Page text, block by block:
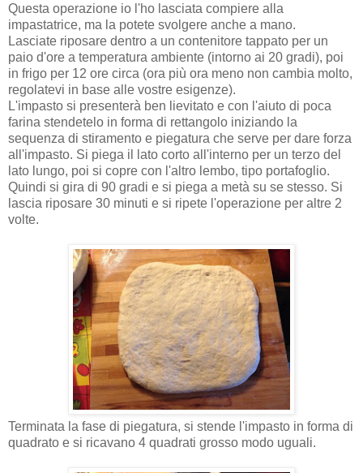
Questa operazione io l'ho lasciata compiere alla
impastatrice, ma la potete svolgere anche a mano.
Lasciate riposare dentro a un contenitore tappato per un
paio d'ore a temperatura ambiente (intorno ai 20 gradi), poi
in frigo per 12 ore circa (ora più ora meno non cambia molto,
regolatevi in base alle vostre esigenze).
L'impasto si presenterà ben lievitato e con l'aiuto di poca
farina stendetelo in forma di rettangolo iniziando la
sequenza di stiramento e piegatura che serve per dare forza
all'impasto. Si piega il lato corto all'interno per un terzo del
lato lungo, poi si copre con l'altro lembo, tipo portafoglio.
Quindi si gira di 90 gradi e si piega a metà su se stesso. Si
lascia riposare 30 minuti e si ripete l'operazione per altre 2
volte.
Terminata la fase di piegatura, si stende l'impasto in forma di
quadrato e si ricavano 4 quadrati grosso modo uguali.